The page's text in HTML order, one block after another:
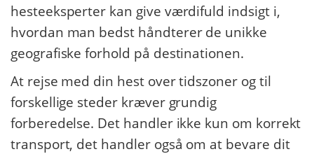
hesteeksperter kan give værdifuld indsigt i,
hvordan man bedst håndterer de unikke
geografiske forhold på destinationen.
At rejse med din hest over tidszoner og til
forskellige steder kræver grundig
forberedelse. Det handler ikke kun om korrekt
transport, det handler også om at bevare dit